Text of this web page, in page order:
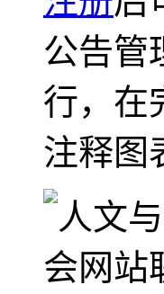
公告管
行，在
注释图